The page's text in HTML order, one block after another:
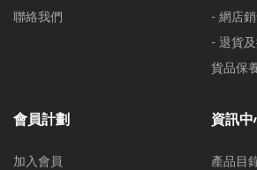
聯絡我們
- 網店
- 退貨
貨品保
會員計劃
加入會員
資訊中
產品目